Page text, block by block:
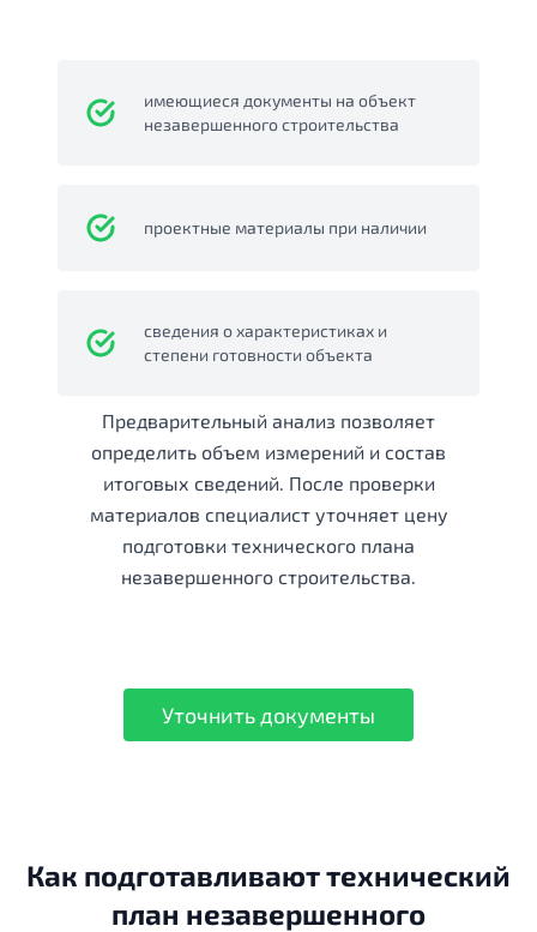
имеющиеся документы на объект
незавершенного строительства
проектные материалы при наличии
сведения о характеристиках и
степени готовности объекта
Предварительный анализ позволяет
определить объем измерений и состав
итоговых сведений. После проверки
материалов специалист уточняет цену
подготовки технического плана
незавершенного строительства.
Уточнить документы
Как подготавливают технический
план незавершенного